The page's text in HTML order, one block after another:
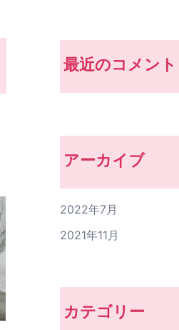
最近のコメント
アーカイブ
2022年7月
2021年11月
カテゴリー